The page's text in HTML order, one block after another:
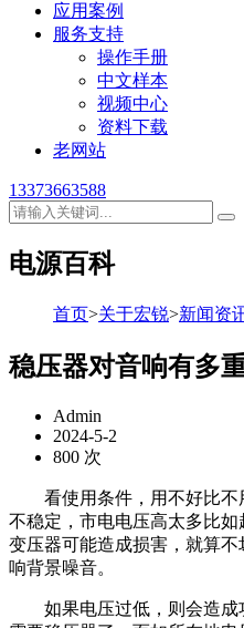
应用案例
服务支持
操作手册
中文样本
视频中心
资料下载
老网站
13373663588
电源百科
首页>关于宏锐>新闻资
稳压器对音响有多
Admin
2024-5-2
800 次
看使用条件，用不好比不
不稳定，市电电压高太多比
变压器可能造成损害，就算
响背景噪音。
如果电压过低，则会造成